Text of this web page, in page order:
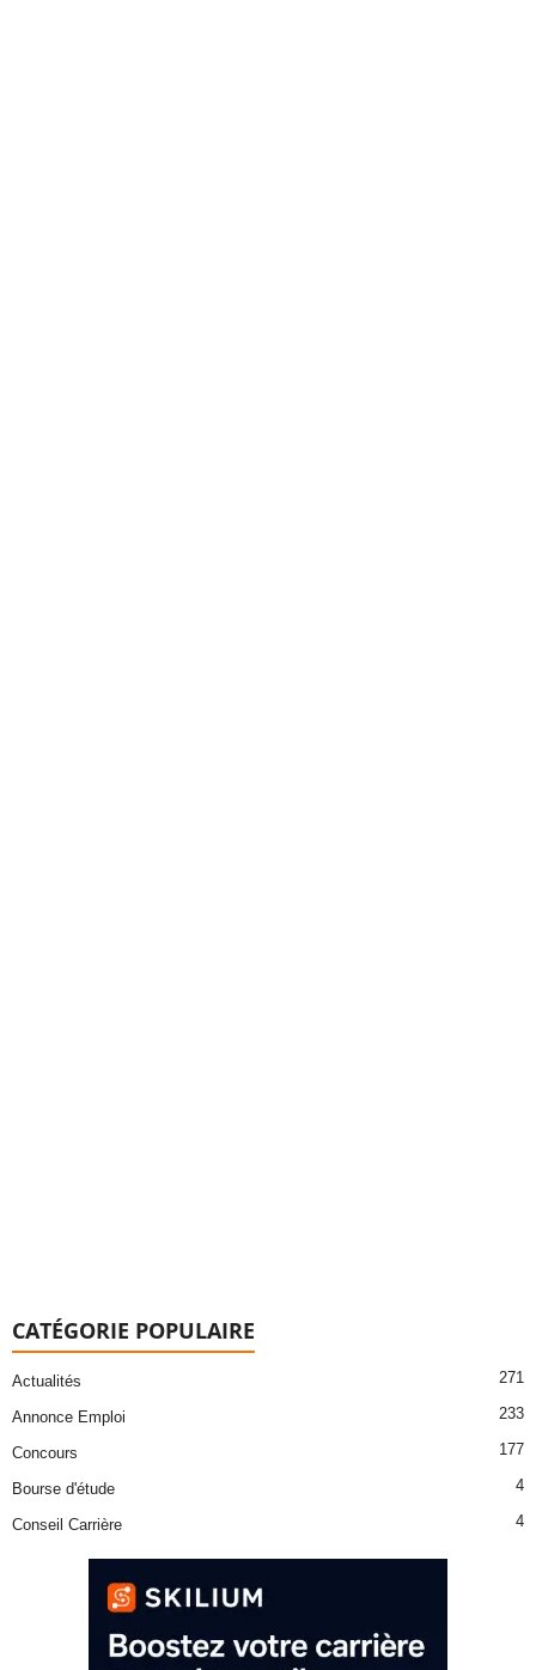
CATÉGORIE POPULAIRE
Actualités 271
Annonce Emploi 233
Concours 177
Bourse d'étude 4
Conseil Carrière 4